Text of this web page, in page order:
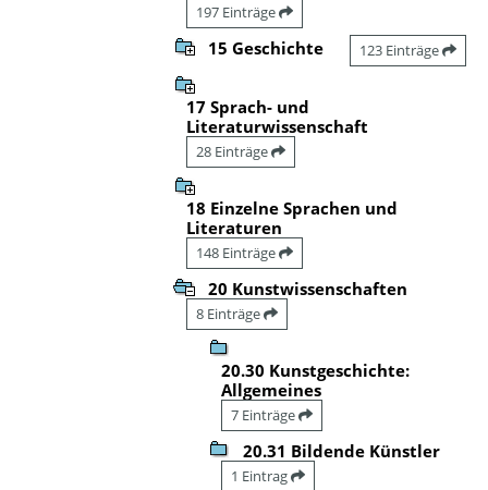
197 Einträge
15 Geschichte 123 Einträge
17 Sprach- und
Literaturwissenschaft
28 Einträge
18 Einzelne Sprachen und
Literaturen
148 Einträge
20 Kunstwissenschaften
8 Einträge
20.30 Kunstgeschichte:
Allgemeines
7 Einträge
20.31 Bildende Künstler
1 Eintrag